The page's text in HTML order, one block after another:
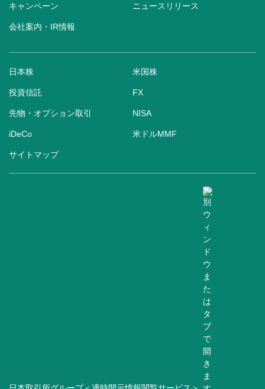
キャンペーン ニュースリリース
会社案内・IR情報
日本株 米国株
投資信託 FX
先物・オプション取引 NISA
iDeCo 米ドルMMF
サイトマップ